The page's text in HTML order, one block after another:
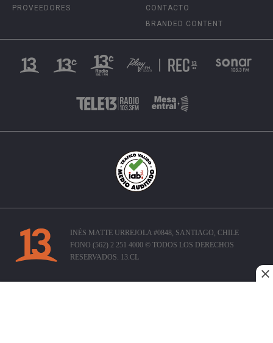
PROVEEDORES
CONTACTO
BRANDED CONTENT
INÉS MATTE URREJOLA #0848, SANTIAGO, CHILE
FONO (562) 2 251 4000 © TODOS LOS DERECHOS
RESERVADOS. 13.CL